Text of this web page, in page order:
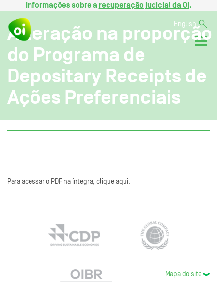
Informações sobre a recuperação judicial da Oi.
English
Alteração na proporção
do Programa de
Depositary Receipts de
Ações Preferenciais
Para acessar o PDF na íntegra, clique aqui.
Mapa do site